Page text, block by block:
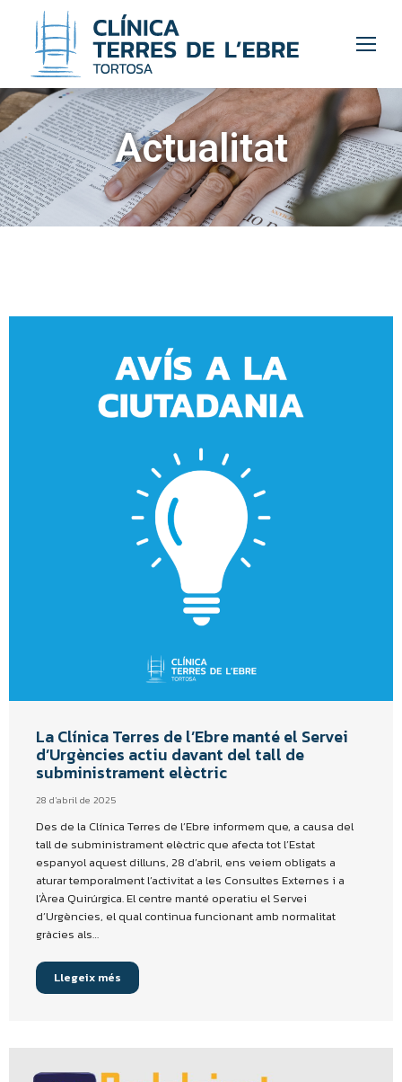
Actualitat
La Clínica Terres de l’Ebre manté el Servei
d’Urgències actiu davant del tall de
subministrament elèctric
28 d'abril de 2025
Des de la Clínica Terres de l’Ebre informem que, a causa del
tall de subministrament elèctric que afecta tot l’Estat
espanyol aquest dilluns, 28 d’abril, ens veiem obligats a
aturar temporalment l’activitat a les Consultes Externes i a
l’Àrea Quirúrgica. El centre manté operatiu el Servei
d’Urgències, el qual continua funcionant amb normalitat
gràcies als…
Llegeix més